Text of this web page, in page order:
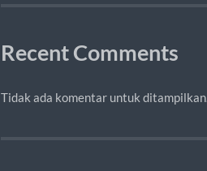
Recent Comments
Tidak ada komentar untuk ditampilkan.